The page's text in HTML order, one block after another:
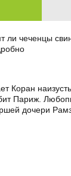
ли чеченцы
Коран
Париж.
дочери